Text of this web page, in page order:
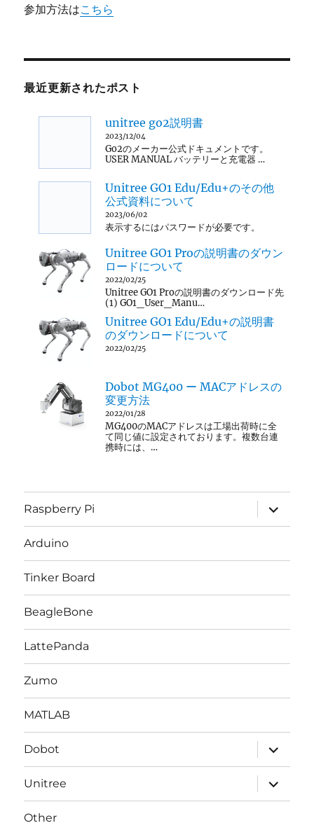
参加方法はこちら
最近更新されたポスト
unitree go2説明書
2023/12/04
Go2のメーカー公式ドキュメントです。
USER MANUAL バッテリーと充電器 …
Unitree GO1 Edu/Edu+のその他
公式資料について
2023/06/02
表示するにはパスワードが必要です。
Unitree GO1 Proの説明書のダウン
ロードについて
2022/02/25
Unitree GO1 Proの説明書のダウンロード先
(1) GO1_User_Manu…
Unitree GO1 Edu/Edu+の説明書
のダウンロードについて
2022/02/25
Dobot MG400 ー MACアドレスの
変更方法
2022/01/28
MG400のMACアドレスは工場出荷時に全
て同じ値に設定されております。複数台連
携時には、…
Raspberry Pi
サ
ブ
メ
ー
開
Arduino
Tinker Board
BeagleBone
LattePanda
Zumo
MATLAB
Dobot
サ
ブ
メ
ニ
ュ
ー
Unitree
サ
ブ
メ
Other